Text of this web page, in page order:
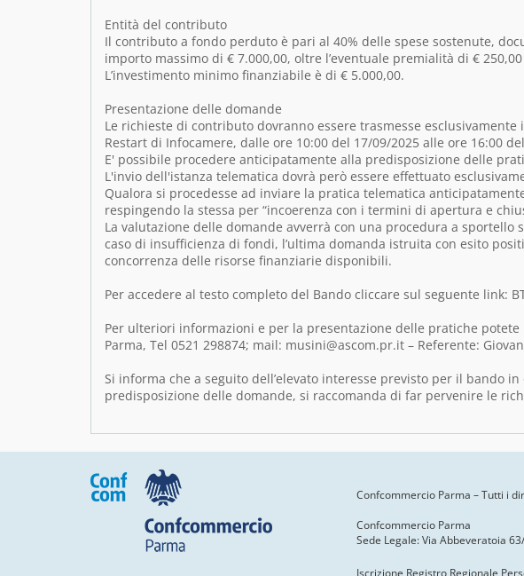
Entità del contributo
Il contributo a fondo perduto è pari al 40% delle spese sostenute,
importo massimo di € 7.000,00, oltre l’eventuale premialità di €
L’investimento minimo finanziabile è di € 5.000,00.
Presentazione delle domande
Le richieste di contributo dovranno essere trasmesse
Restart di Infocamere, dalle ore 10:00 del 17/09/2025 alle ore 16:00
E' possibile procedere anticipatamente alla predisposizione delle
L'invio dell'istanza telematica dovrà però essere effettuato
Qualora si procedesse ad inviare la pratica telematica
respingendo la stessa per “incoerenza con i termini di apertura e
La valutazione delle domande avverrà con una procedura a sportello
caso di insufficienza di fondi, l’ultima domanda istruita con esito
concorrenza delle risorse finanziarie disponibili.
Per accedere al testo completo del Bando cliccare sul seguente link:
Per ulteriori informazioni e per la presentazione delle pratiche potete
Parma, Tel 0521 298874; mail: musini@ascom.pr.it – Referente:
Si informa che a seguito dell’elevato interesse previsto per il bando
predisposizione delle domande, si raccomanda di far pervenire le
Confcommercio Parma – Tutti i
Confcommercio Parma
Sede Legale: Via Abbeveratoia
Iscrizione Registro Regionale